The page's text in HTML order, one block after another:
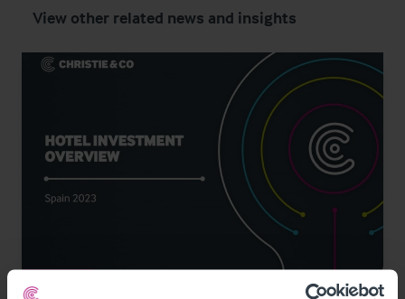
View other related news and insights